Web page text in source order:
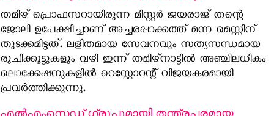
തമിഴ് പ്രൊഫസറായിരുന്ന മിസ്റ്റർ ജയരാജ് തന്റെ
ജോലി ഉപേക്ഷിച്ചാണ് അച്ചരപ്പാക്കത്ത് മന്ന മെസ്സിന്
തുടക്കമിട്ടത്. ലളിതമായ സേവനവും സത്യസന്ധമായ
രുചിക്കൂട്ടുകളും വഴി ഇന്ന് തമിഴ്‌നാട്ടിൽ അഞ്ചിലധികം
ലൊക്കേഷനുകളിൽ റെസ്റ്റോറന്റ് വിജയകരമായി
പ്രവർത്തിക്കുന്നു.
എൽഎംസെഡ് ഗ്രൂപ്പുമായി തന്ത്രപരമായ